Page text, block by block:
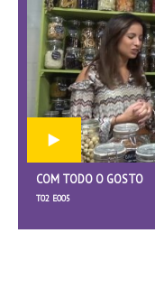
COM TODO O GOSTO
T02 E005